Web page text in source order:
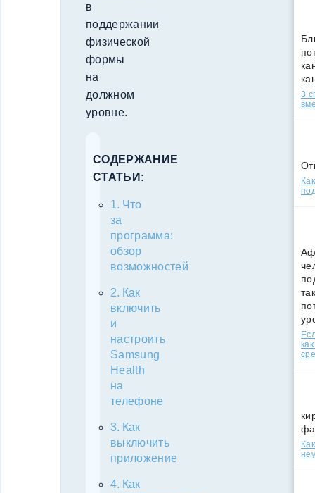
в
поддержании
физической
формы
на
должном
уровне.
СОДЕРЖАНИЕ
СТАТЬИ:
Что
за
программа:
обзор
возможностей
Как
включить
и
настроить
Samsung
Health
на
телефоне
Как
выключить
приложение
Как
3